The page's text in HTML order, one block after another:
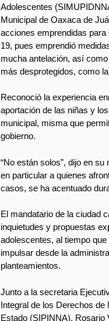
Adolescentes
Municipal de Oaxaca de
acciones emprendidas
19, pues emprendió
mucha antelación, así
más desprotegidos, como
Reconoció la experiencia
aportación de las niñas y
municipal, misma que
gobierno.
“No están solos”, dijo en
en particular a quienes
casos, se ha acentuado
El mandatario de la ciudad
inquietudes y propuestas
adolescentes, al tiempo
impulsar desde la
planteamientos.
Junto a la secretaria
Integral de los Derechos
Estado (SIPINNA), Rosario